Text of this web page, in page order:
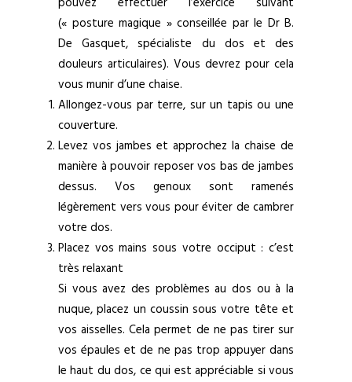
(« posture magique » conseillée par le Dr B.
De Gasquet, spécialiste du dos et des
douleurs articulaires). Vous devrez pour cela
vous munir d’une chaise.
Allongez-vous par terre, sur un tapis ou une
couverture.
Levez vos jambes et approchez la chaise de
manière à pouvoir reposer vos bas de jambes
dessus. Vos genoux sont ramenés
légèrement vers vous pour éviter de cambrer
votre dos.
Placez vos mains sous votre occiput : c’est
très relaxant
Si vous avez des problèmes au dos ou à la
nuque, placez un coussin sous votre tête et
vos aisselles. Cela permet de ne pas tirer sur
vos épaules et de ne pas trop appuyer dans
le haut du dos, ce qui est appréciable si vous